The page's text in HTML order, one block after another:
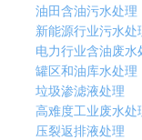
油田含油污水处理
新能源行业污水处
电力行业含油废水
罐区和油库水处理
垃圾渗滤液处理
高难度工业废水处
压裂返排液处理